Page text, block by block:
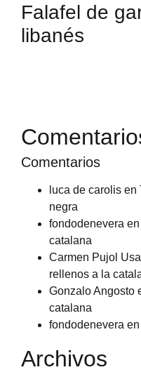
Falafel de
libanés
Comentarios
luca de carolis en
negra
fondodenevera en
catalana
Carmen Pujol
rellenos a la
Gonzalo Angosto
catalana
fondodenevera en
Archivos